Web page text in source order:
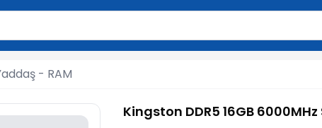
2 simvol yazın. Göndərmək üçün Enter düyməsini
- RAM
Kingston DDR5 16GB 6000MHz